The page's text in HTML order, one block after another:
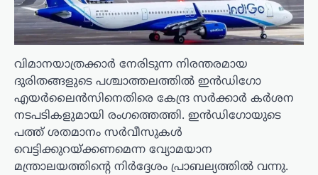
വിമാനയാത്രക്കാർ നേരിടുന്ന നിരന്തരമായ
ദുരിതങ്ങളുടെ പശ്ചാത്തലത്തിൽ ഇൻഡിഗോ
എയർലൈൻസിനെതിരെ കേന്ദ്ര സർക്കാർ കർശന
നടപടികളുമായി രംഗത്തെത്തി. ഇൻഡിഗോയുടെ
പത്ത് ശതമാനം സർവീസുകൾ
വെട്ടിക്കുറയ്ക്കണമെന്ന വ്യോമയാന
മന്ത്രാലയത്തിന്റെ നിർദ്ദേശം പ്രാബല്യത്തിൽ വന്നു.